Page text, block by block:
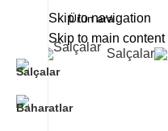
Skip to navigation
Skip to main content
Salçalar
Francisco, CA 94110